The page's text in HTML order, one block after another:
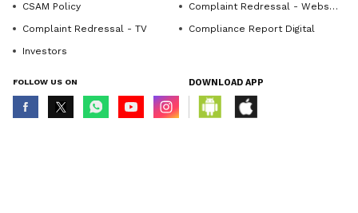
CSAM Policy
Complaint Redressal - Website
Complaint Redressal - TV
Compliance Report Digital
Investors
FOLLOW US ON DOWNLOAD APP